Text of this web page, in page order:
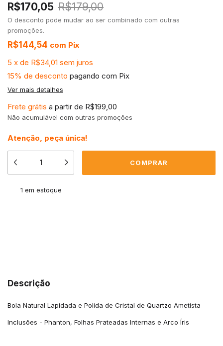
R$170,05 R$179,00
O desconto pode mudar ao ser combinado com outras
promoções.
R$144,54 com Pix
5 x de R$34,01 sem juros
15% de desconto pagando com Pix
Ver mais detalhes
Frete grátis a partir de R$199,00
Não acumulável com outras promoções
Atenção, peça única!
1 em estoque
Descrição
Bola Natural Lapidada e Polida de Cristal de Quartzo Ametista
Inclusões - Phanton, Folhas Prateadas Internas e Arco Íris